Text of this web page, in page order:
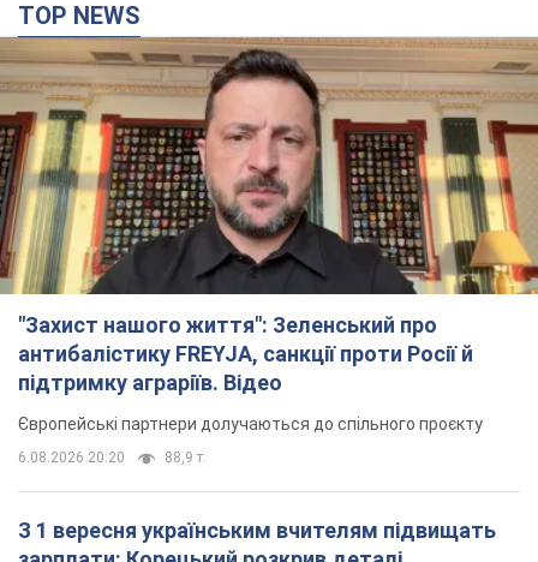
TOP NEWS
"Захист нашого життя": Зеленський про
антибалістику FREYJA, санкції проти Росії й
підтримку аграріїв. Відео
Європейські партнери долучаються до спільного проєкту
6.08.2026 20:20 88,9 т.
З 1 вересня українським вчителям підвищать